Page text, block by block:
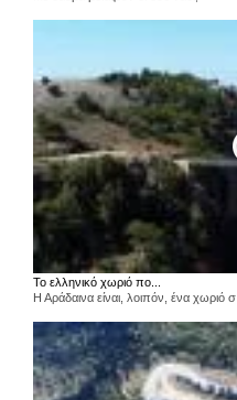
Το ελληνικό χωριό πο...
Η Αράδαινα είναι, λοιπόν, ένα χωριό σ